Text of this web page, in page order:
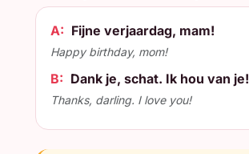
A: Fijne verjaardag, mam!
Happy birthday, mom!
B: Dank je, schat. Ik hou van je!
Thanks, darling. I love you!